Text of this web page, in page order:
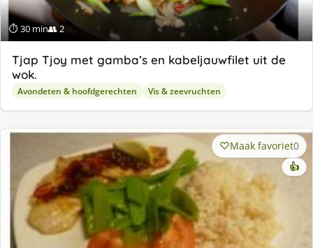
⏱ 30 min👥 2
Tjap Tjoy met gamba’s en kabeljauwfilet uit de
wok.
Avondeten & hoofdgerechten Vis & zeevruchten
Maak favoriet0
👍